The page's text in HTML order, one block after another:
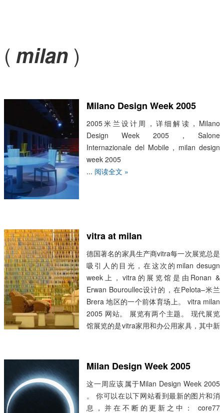
( milan )
Milano Design Week 2005
2005米兰设计周，详细解读，Milano
Design Week 2005，Salone
Internazionale del Mobile，milan design
week 2005
... 阅读全文 »
vitra at milan
德国著名的家具生产商vitra每一次展览总是
吸引人的目光，在这次的milan desugn
week上，vitra的展览馆是由Ronan &
Erwan Bouroullec设计的，在Pelota–米兰
Brera 地区的一个前体育场上。 vitra milan
2005 网站。 展览有两个主题。 现代展览
馆展览的是vitra家用和办公用家具，其中新
Severen(去世不久,48岁）, Jasper
Morrison, Philippe Starck and Werner
Aisslinger.特别的是还邀请Frank O. Gehry
and Herzog & de Meur...阅读全文 »
Milan Design Week 2005
这一周应该属于Milan Design Week 2005
。 你可以在以下网站看到最新的图片和消
息，并在不断的更新之中： core77